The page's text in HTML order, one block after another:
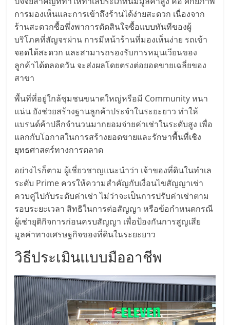
หน้า
บ้าน
ลงทุน
น้อย
คืน
ทุน
ไว,
ปรึกษา
การ
ลงทุน
และ
ขยาย
ขา
แฟ
รน
ไชส์,
ศูนย์
รวม
แฟ
ไชส์
พร้อม
ทำเล
สำหรับ
การมองเห็นและการเข้าถึงร้านได้ง่ายสะดวก เนื่องจาก
ร้านสะดวกซื้อพึ่งพาการตัดสินใจซื้อแบบทันทีของผู้
บริโภคที่สัญจรผ่าน การมีหน้าร้านที่มองเห็นง่าย รถเข้า
จอดได้สะดวก และสามารถรองรับการหมุนเวียนของ
ลูกค้าได้ตลอดวัน จะส่งผลโดยตรงต่อยอดขายเฉลี่ยของ
สาขา
พื้นที่ที่อยู่ใกล้ชุมชนขนาดใหญ่หรือมี Community หนา
แน่น ยังช่วยสร้างฐานลูกค้าประจำในระยะยาว ทำให้
แบรนด์ค้าปลีกจำนวนมากยอมจ่ายค่าเช่าในระดับสูง เพื่อ
แลกกับโอกาสในการสร้างยอดขายและรักษาพื้นที่เชิง
ยุทธศาสตร์ทางการตลาด
อย่างไรก็ตาม ผู้เชี่ยวชาญแนะนำว่า เจ้าของที่ดินในทำเล
ระดับ Prime ควรให้ความสำคัญกับเงื่อนไขสัญญาเช่า
ควบคู่ไปกับระดับค่าเช่า ไม่ว่าจะเป็นการปรับค่าเช่าตาม
รอบระยะเวลา สิทธิในการต่อสัญญา หรือข้อกำหนดกรณี
ผู้เช่ายุติกิจการก่อนครบสัญญา เพื่อป้องกันการสูญเสีย
มูลค่าทางเศรษฐกิจของที่ดินในระยะยาว
วิธีประเมินแบบมืออาชีพ